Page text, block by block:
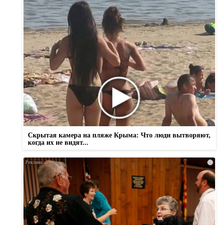
Скрытая камера на пляже Крыма: Что люди вытворяют,
когда их не видят...
i